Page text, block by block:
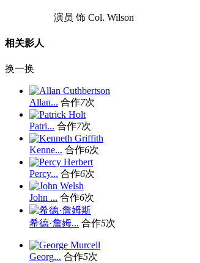
演员 饰 Col. Wilson
相关影人
换一换
Allan... 合作7次
Patri... 合作7次
Kenne... 合作6次
Percy... 合作6次
John ... 合作6次
希德·詹姆... 合作5次
Georg... 合作5次